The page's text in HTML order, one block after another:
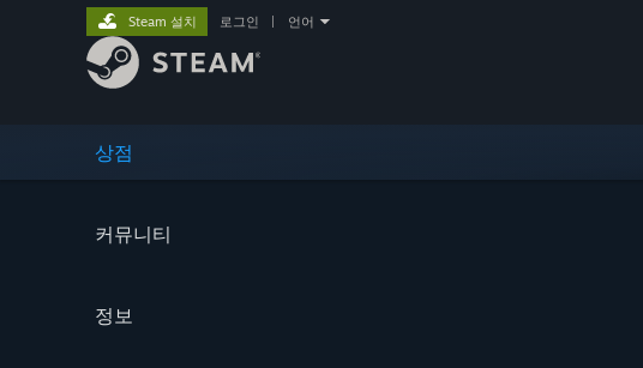
상점
커뮤니티
정보
Steam 설치 로그인 언어